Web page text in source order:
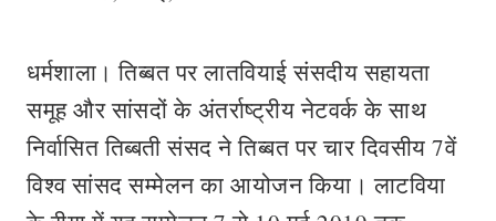
धर्मशाला। तिब्बत पर लातवियाई संसदीय सहायता
समूह और सांसदों के अंतर्राष्ट्रीय नेटवर्क के साथ
निर्वासित तिब्बती संसद ने तिब्बत पर चार दिवसीय 7वें
विश्व सांसद सम्मेलन का आयोजन किया। लाटविया